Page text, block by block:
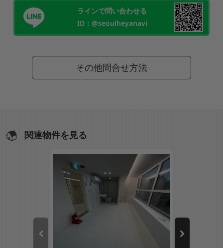
ラインで問い合わせる
ID：@seoulheyanavi
その他問合せ方法
関連物件を見る